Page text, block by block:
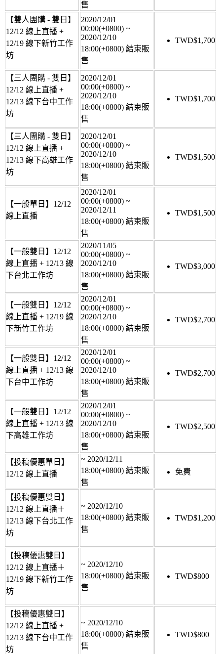
售
【雙人團購 - 雙日】
12/12 線上直播 +
12/19 線下新竹工作
坊
2020/12/01
00:00(+0800) ~
2020/12/10
18:00(+0800) 結束販
售
TWD$1,700
【三人團購 - 雙日】
12/12 線上直播 +
12/13 線下台中工作
坊
2020/12/01
00:00(+0800) ~
2020/12/10
18:00(+0800) 結束販
售
TWD$1,700
【三人團購 - 雙日】
12/12 線上直播 +
12/13 線下高雄工作
坊
2020/12/01
00:00(+0800) ~
2020/12/10
18:00(+0800) 結束販
售
TWD$1,500
【一般單日】12/12
線上直播
2020/12/01
00:00(+0800) ~
2020/12/11
18:00(+0800) 結束販
售
TWD$1,500
【一般雙日】12/12
線上直播 + 12/13 線
下台北工作坊
2020/11/05
00:00(+0800) ~
2020/12/10
18:00(+0800) 結束販
售
TWD$3,000
【一般雙日】12/12
線上直播 + 12/19 線
下新竹工作坊
2020/12/01
00:00(+0800) ~
2020/12/10
18:00(+0800) 結束販
售
TWD$2,700
【一般雙日】12/12
線上直播 + 12/13 線
下台中工作坊
2020/12/01
00:00(+0800) ~
2020/12/10
18:00(+0800) 結束販
售
TWD$2,700
【一般雙日】12/12
線上直播 + 12/13 線
下高雄工作坊
2020/12/01
00:00(+0800) ~
2020/12/10
18:00(+0800) 結束販
售
TWD$2,500
【投稿優惠單日】
12/12 線上直播
~ 2020/12/11
18:00(+0800) 結束販
售
免費
【投稿優惠雙日】
12/12 線上直播＋
12/13 線下台北工作
坊
~ 2020/12/10
18:00(+0800) 結束販
售
TWD$1,200
【投稿優惠雙日】
12/12 線上直播＋
12/19 線下新竹工作
坊
~ 2020/12/10
18:00(+0800) 結束販
售
TWD$800
【投稿優惠雙日】
12/12 線上直播 +
12/13 線下台中工作
坊
~ 2020/12/10
18:00(+0800) 結束販
售
TWD$800